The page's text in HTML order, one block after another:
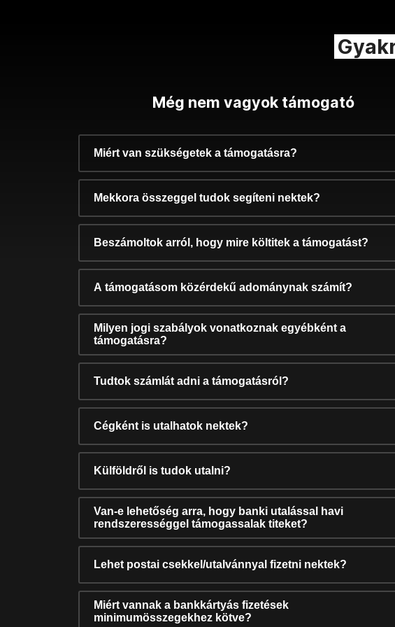
Még nem vagyok támogató
Miért van szükségetek a támogatásra?
Mekkora összeggel tudok segíteni nektek?
Beszámoltok arról, hogy mire költitek a támogatást?
A támogatásom közérdekű adománynak számít?
Milyen jogi szabályok vonatkoznak egyébként a
támogatásra?
Tudtok számlát adni a támogatásról?
Cégként is utalhatok nektek?
Külföldről is tudok utalni?
Van-e lehetőség arra, hogy banki utalással havi
rendszerességgel támogassalak titeket?
Lehet postai csekkel/utalvánnyal fizetni nektek?
Miért vannak a bankkártyás fizetések
minimumösszegekhez kötve?